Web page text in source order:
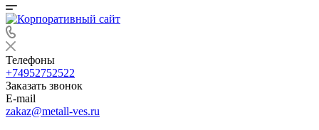
Телефоны
+74952752522
Заказать звонок
E-mail
zakaz@metall-ves.ru